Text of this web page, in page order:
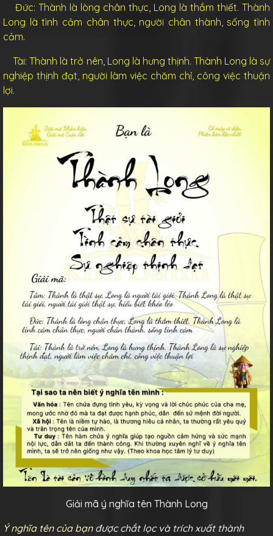
Đức: Thành là lòng chân thực, Long là thắm thiết. Thành
Long là tình cảm chân thực, người chân thành, sống tình
cảm.
Tài: Thành là trở nên, Long là hưng thịnh. Thành Long là sự
nghiệp thịnh đạt, người làm việc chăm chỉ, công việc thuận
lợi.
Giải mã ý nghĩa tên Thành Long
Ý nghĩa tên của bạnđược chắt lọc và trích xuất thành